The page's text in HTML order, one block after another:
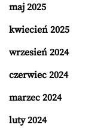
maj 2025
kwiecień 2025
wrzesień 2024
czerwiec 2024
marzec 2024
luty 2024